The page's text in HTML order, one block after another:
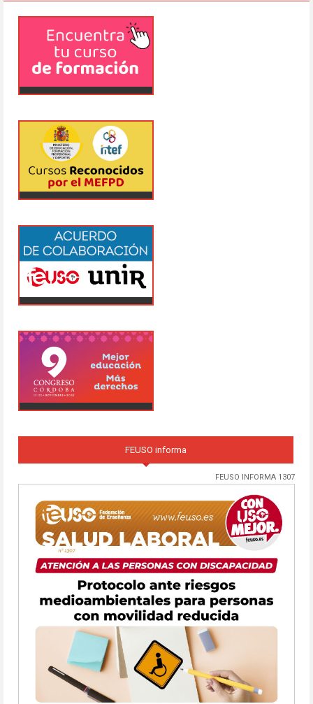
FEUSO informa
FEUSO INFORMA 1307